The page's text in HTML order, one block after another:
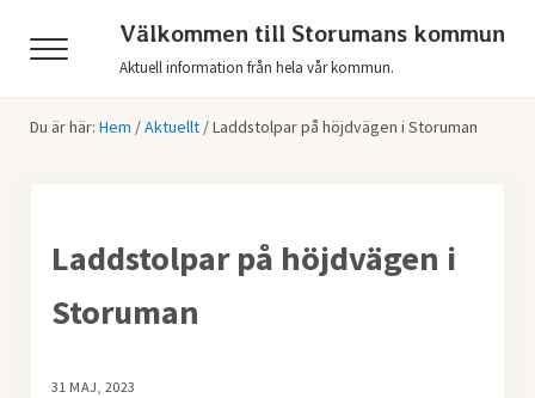
Menu
Välkommen till Storumans kommun
Aktuell information från hela vår kommun.
Du är här: Hem /Aktuellt /Laddstolpar på höjdvägen i Storuman
Laddstolpar på höjdvägen i
Storuman
31 MAJ, 2023